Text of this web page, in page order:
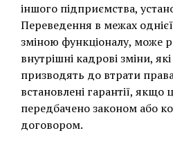
іншого підприємства,
Переведення в межах однієї
зміною функціоналу, може
внутрішні кадрові зміни,
призводять до втрати
встановлені гарантії, якщо
передбачено законом або
договором.